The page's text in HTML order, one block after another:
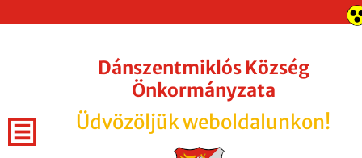
Dánszentmiklós Község
Önkormányzata
Üdvözöljük weboldalunkon!